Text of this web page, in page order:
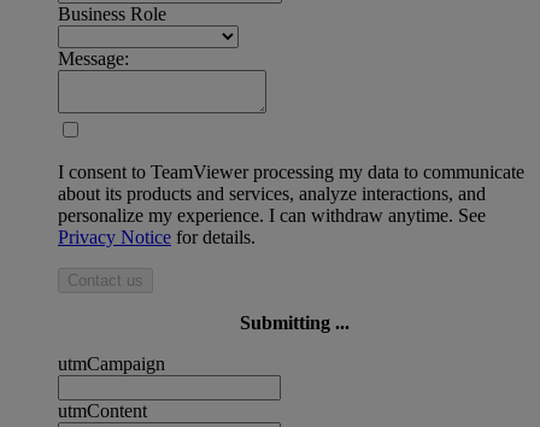
Business Role
Message:
I consent to TeamViewer processing my data to communicate
about its products and services, analyze interactions, and
personalize my experience. I can withdraw anytime. See
Privacy Notice for details.
Contact us
Submitting ...
utmCampaign
utmContent